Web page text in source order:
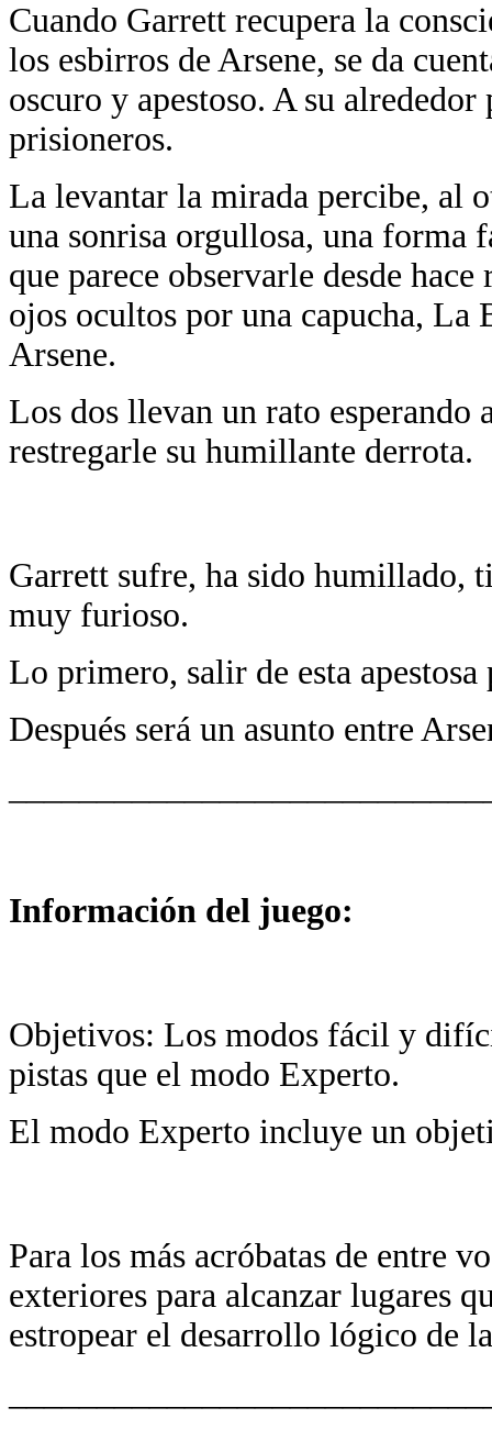
Cuando Garrett recupera la
los esbirros de Arsene, se da
oscuro y apestoso. A su
prisioneros.
La levantar la mirada percibe, al
una sonrisa orgullosa, una forma
que parece observarle desde
ojos ocultos por una capucha,
Arsene.
Los dos llevan un rato esperando
restregarle su humillante derrota.
Garrett sufre, ha sido humillado,
muy furioso.
Lo primero, salir de esta
Después será un asunto entre
Información del juego:
Objetivos: Los modos fácil y
pistas que el modo Experto.
El modo Experto incluye un
Para los más acróbatas de entre
exteriores para alcanzar lugares
estropear el desarrollo lógico de